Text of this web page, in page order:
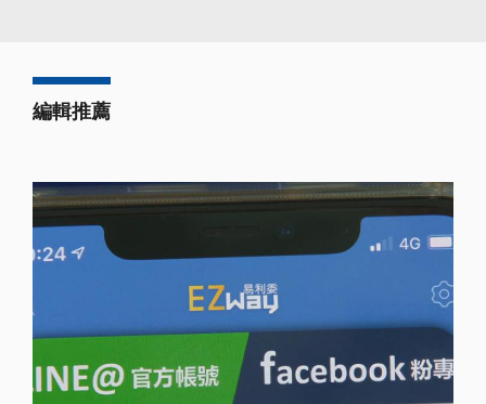
編輯推薦